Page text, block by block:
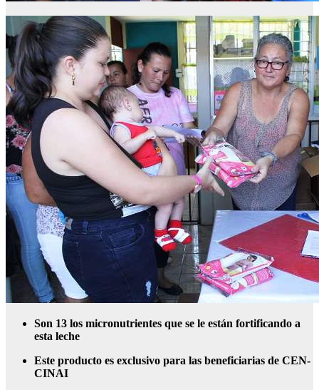
Son 13 los micronutrientes que se le están fortificando a
esta leche
Este producto es exclusivo para las beneficiarias de CEN-
CINAI